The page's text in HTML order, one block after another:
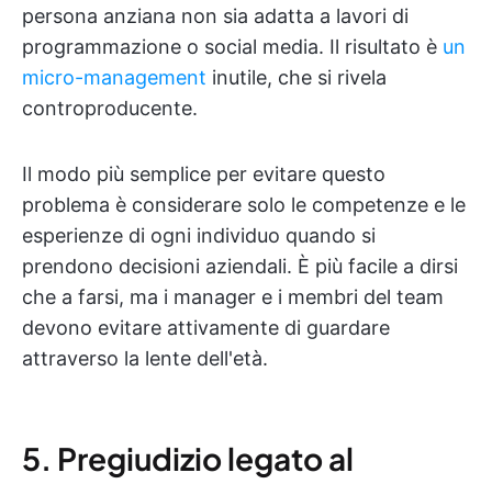
persona anziana non sia adatta a lavori di
programmazione o social media. Il risultato è un
micro-management inutile, che si rivela
controproducente.
Il modo più semplice per evitare questo
problema è considerare solo le competenze e le
esperienze di ogni individuo quando si
prendono decisioni aziendali. È più facile a dirsi
che a farsi, ma i manager e i membri del team
devono evitare attivamente di guardare
attraverso la lente dell'età.
5. Pregiudizio legato al